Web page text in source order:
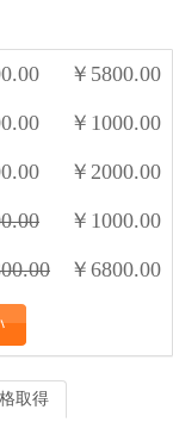
￥ 5800.00
￥ 1000.00
￥ 2000.00
￥ 1000.00
￥ 6800.00
取得